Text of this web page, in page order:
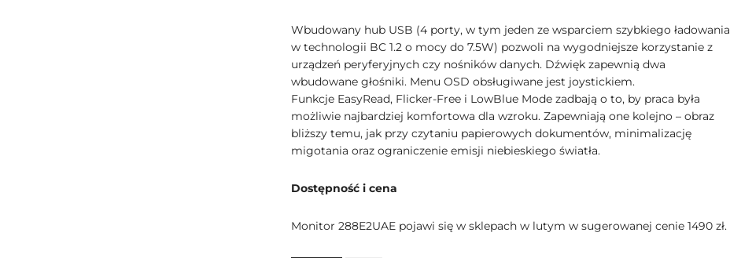
Wbudowany hub USB (4 porty, w tym jeden ze wsparciem szybkiego ładowania
w technologii BC 1.2 o mocy do 7.5W) pozwoli na wygodniejsze korzystanie z
urządzeń peryferyjnych czy nośników danych. Dźwięk zapewnią dwa
wbudowane głośniki. Menu OSD obsługiwane jest joystickiem.
Funkcje EasyRead, Flicker-Free i LowBlue Mode zadbają o to, by praca była
możliwie najbardziej komfortowa dla wzroku. Zapewniają one kolejno – obraz
bliższy temu, jak przy czytaniu papierowych dokumentów, minimalizację
migotania oraz ograniczenie emisji niebieskiego światła.
Dostępność i cena
Monitor 288E2UAE pojawi się w sklepach w lutym w sugerowanej cenie 1490 zł.